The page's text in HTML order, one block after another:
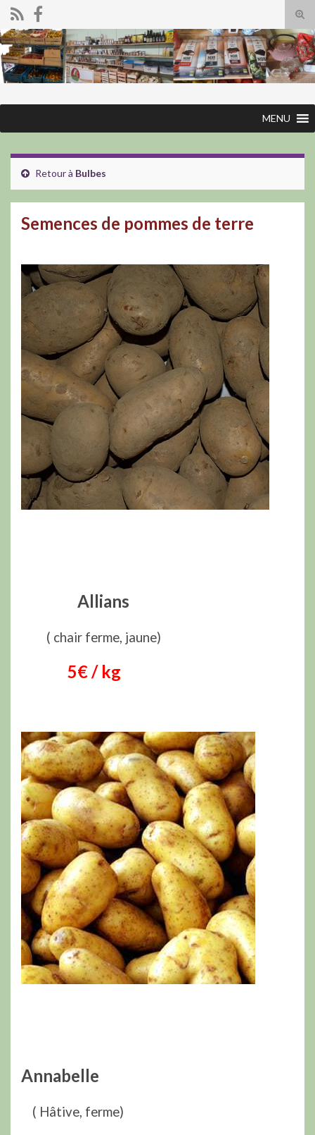
Search for:
MENU
Retour à Bulbes
Semences de pommes de terre
Allians
( chair ferme, jaune)
5€ / kg
Annabelle
( Hâtive, ferme)